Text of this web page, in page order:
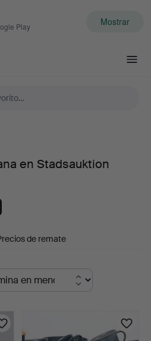
Play Mostrar
en Stadsauktion
de remate